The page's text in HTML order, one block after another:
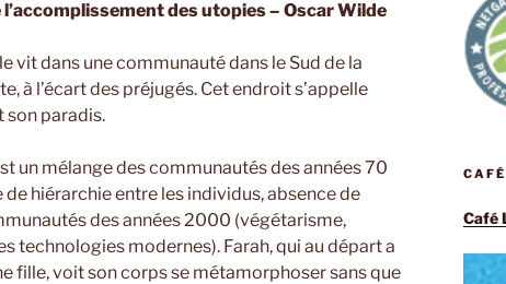
l’accomplissement des utopies – Oscar Wilde
vit dans une communauté dans le Sud de la
à l’écart des préjugés. Cet endroit s’appelle
son paradis.
un mélange des communautés des années 70
de hiérarchie entre les individus, absence de
des années 2000 (végétarisme,
technologies modernes). Farah, qui au départ a
fille, voit son corps se métamorphoser sans que
Café